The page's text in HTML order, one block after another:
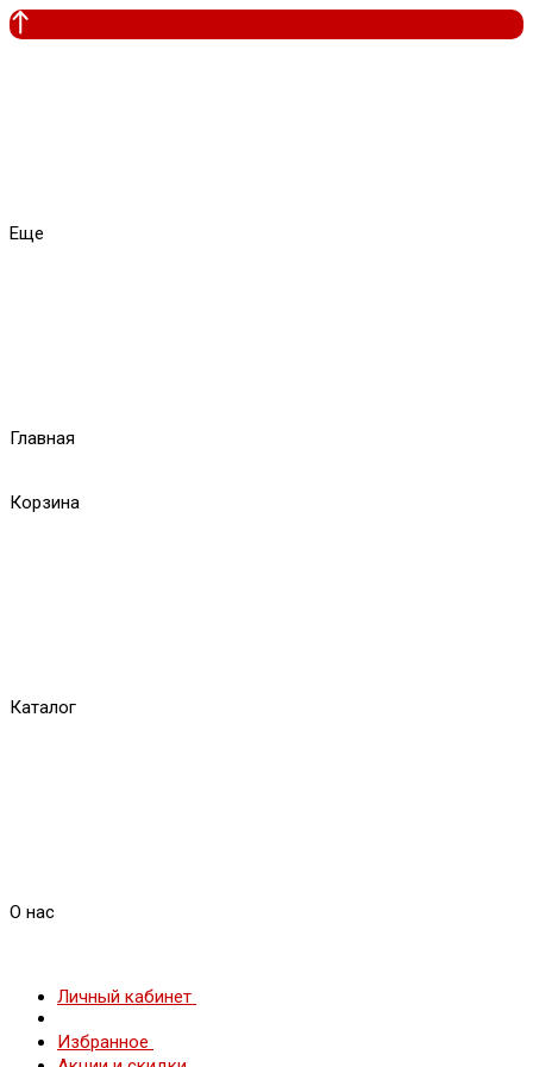
Еще
Главная
Корзина
Каталог
О нас
Личный кабинет
Избранное